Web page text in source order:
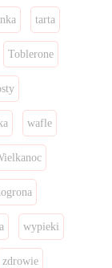
tarta
Toblerone
wafle
wypieki
zdrowie